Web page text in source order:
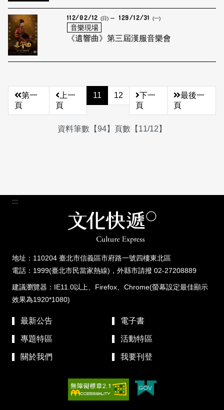
112/02/12 (日) 129/12/31 (一)
音樂現場
《遺響曲》第三屆漢服音樂會
第一
頁
上一
頁
11 12
下一
頁
最後一
頁
資料筆數【94】頁數【11/12】
:::
地址：110204 臺北市信義區市府路一號四樓東北區
電話：1999(臺北市民當家熱線)，外縣市請撥 02-27208889
建議瀏覽器：IE11.0以上、Firefox、Chrome(螢幕設定最佳顯示
效果為1920*1080)
最新公告 電子書
專題特區 活動特區
關於我們 我要刊登